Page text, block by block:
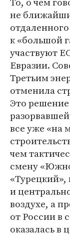
не
к «большой
участвуют
Евразии.
Третьим
отменила
Это
все уже «на
чем
смену
и
воздухе, а
от России в
оказалась в